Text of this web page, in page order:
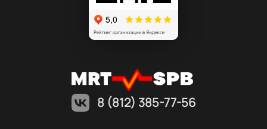
8 (812) 385-77-56